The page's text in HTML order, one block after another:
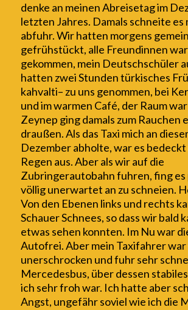
denke an meinen Abreisetag im
letzten Jahres. Damals schneite es
abfuhr. Wir hatten morgens
gefrühstückt, alle Freundinnen
gekommen, mein Deutschschüler
hatten zwei Stunden türkisches
kahvalti– zu uns genommen, bei
und im warmen Café, der Raum
Zeynep gingdamals zum Rauchen
draußen. Als das Taxi mich an
Dezemberabholte, war es bedeckt
Regen aus. Aber als wir auf die
Zubringerautobahn fuhren, fing es
völlig unerwartet an zu schneien.
Von den Ebenen links und rechts
Schauer Schnees, so dass wir bald
etwas sehen konnten. Im Nu war
Autofrei. Aber mein Taxifahrer war
unerschrocken und fuhr sehr
Mercedesbus, über dessen
ich sehrfroh war. Ich hatte aber
Angst, ungefähr soviel wie ich die